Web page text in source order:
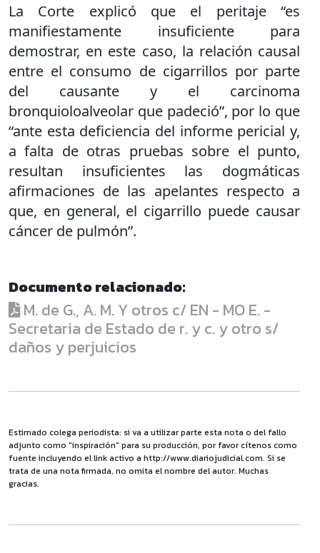
La Corte explicó que el peritaje “es
manifiestamente insuficiente para
demostrar, en este caso, la relación causal
entre el consumo de cigarrillos por parte
del causante y el carcinoma
bronquioloalveolar que padeció”, por lo que
“ante esta deficiencia del informe pericial y,
a falta de otras pruebas sobre el punto,
resultan insuficientes las dogmáticas
afirmaciones de las apelantes respecto a
que, en general, el cigarrillo puede causar
cáncer de pulmón”.
Documento relacionado:
M. de G., A. M. Y otros c/ EN - MO E. -
Secretaria de Estado de r. y c. y otro s/
daños y perjuicios
Estimado colega periodista: si va a utilizar parte esta nota o del fallo
adjunto como "inspiración" para su producción, por favor cítenos como
fuente incluyendo el link activo a http://www.diariojudicial.com. Si se
trata de una nota firmada, no omita el nombre del autor. Muchas
gracias.